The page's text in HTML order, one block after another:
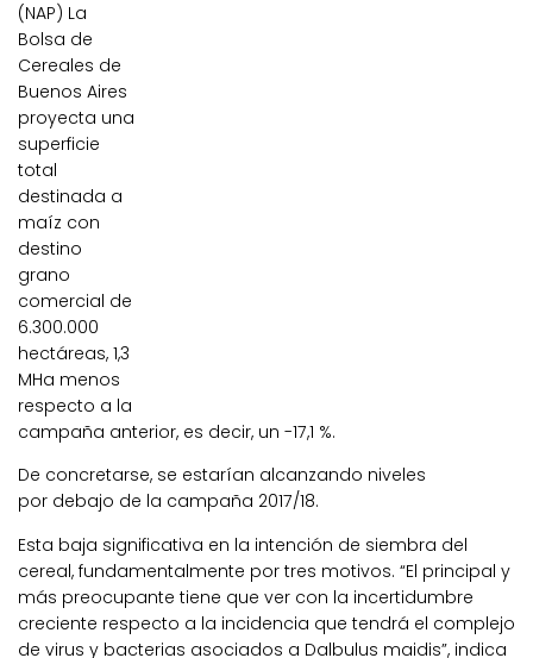
(NAP) La
Bolsa de
Cereales de
Buenos Aires
proyecta una
superficie
total
destinada a
maíz con
destino
grano
comercial de
6.300.000
hectáreas, 1,3
MHa menos
respecto a la
campaña anterior, es decir, un -17,1 %.
De concretarse, se estarían alcanzando niveles
por debajo de la campaña 2017/18.
Esta baja significativa en la intención de siembra del
cereal, fundamentalmente por tres motivos. “El principal y
más preocupante tiene que ver con la incertidumbre
creciente respecto a la incidencia que tendrá el complejo
de virus y bacterias asociados a Dalbulus maidis”, indica